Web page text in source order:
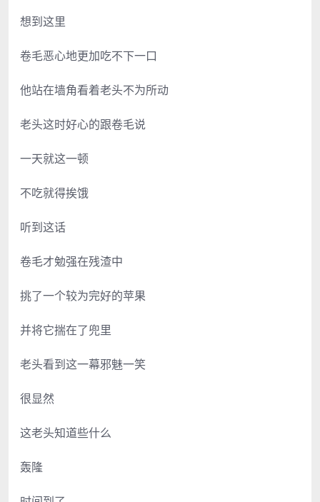
想到这里
卷毛恶心地更加吃不下一口
他站在墙角看着老头不为所动
老头这时好心的跟卷毛说
一天就这一顿
不吃就得挨饿
听到这话
卷毛才勉强在残渣中
挑了一个较为完好的苹果
并将它揣在了兜里
老头看到这一幕邪魅一笑
很显然
这老头知道些什么
轰隆